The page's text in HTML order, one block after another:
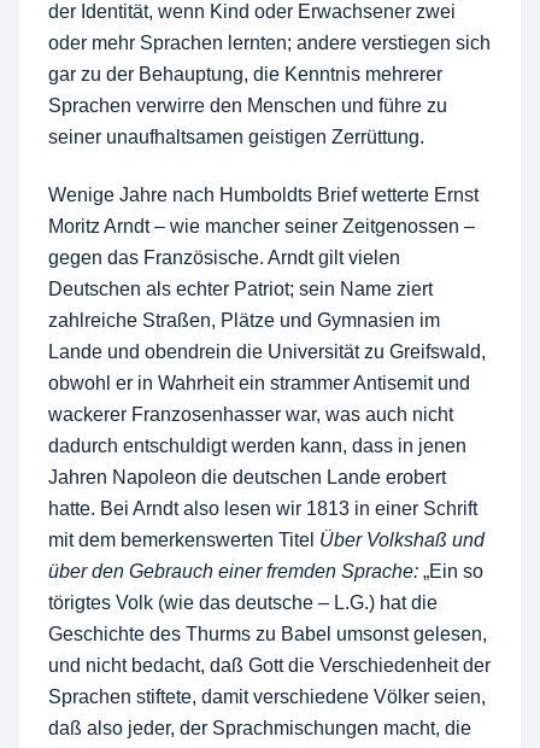
der Identität, wenn Kind oder Erwachsener zwei
oder mehr Sprachen lernten; andere verstiegen sich
gar zu der Behauptung, die Kenntnis mehrerer
Sprachen verwirre den Menschen und führe zu
seiner unaufhaltsamen geistigen Zerrüttung.
Wenige Jahre nach Humboldts Brief wetterte Ernst
Moritz Arndt – wie mancher seiner Zeitgenossen –
gegen das Französische. Arndt gilt vielen
Deutschen als echter Patriot; sein Name ziert
zahlreiche Straßen, Plätze und Gymnasien im
Lande und obendrein die Universität zu Greifswald,
obwohl er in Wahrheit ein strammer Antisemit und
wackerer Franzosenhasser war, was auch nicht
dadurch entschuldigt werden kann, dass in jenen
Jahren Napoleon die deutschen Lande erobert
hatte. Bei Arndt also lesen wir 1813 in einer Schrift
mit dem bemerkenswerten Titel Über Volkshaß und
über den Gebrauch einer fremden Sprache: „Ein so
törigtes Volk (wie das deutsche – L.G.) hat die
Geschichte des Thurms zu Babel umsonst gelesen,
und nicht bedacht, daß Gott die Verschiedenheit der
Sprachen stiftete, damit verschiedene Völker seien,
daß also jeder, der Sprachmischungen macht, die